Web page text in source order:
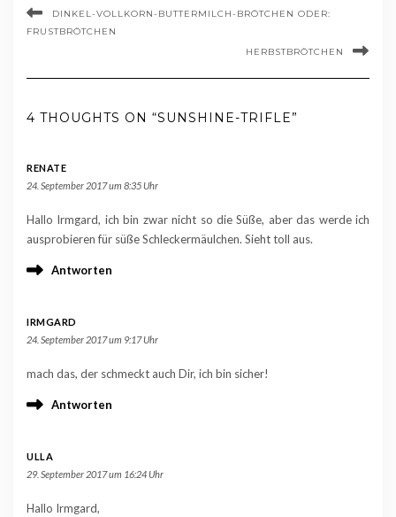
DINKEL-VOLLKORN-BUTTERMILCH-BRÖTCHEN ODER:
FRUSTBRÖTCHEN
HERBSTBRÖTCHEN
4 THOUGHTS ON “SUNSHINE-TRIFLE”
RENATE
24. September 2017 um 8:35 Uhr
Hallo Irmgard, ich bin zwar nicht so die Süße, aber das werde ich
ausprobieren für süße Schleckermäulchen. Sieht toll aus.
Antworten
IRMGARD
24. September 2017 um 9:17 Uhr
mach das, der schmeckt auch Dir, ich bin sicher!
Antworten
ULLA
29. September 2017 um 16:24 Uhr
Hallo Irmgard,